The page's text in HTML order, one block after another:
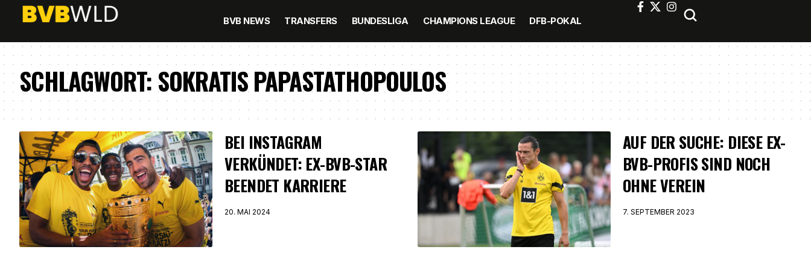
BVB NEWS TRANSFERS BUNDESLIGA CHAMPIONS LEAGUE DFB-POKAL
SCHLAGWORT:SOKRATIS PAPASTATHOPOULOS
BEI INSTAGRAM
VERKÜNDET: EX-BVB-STAR
BEENDET KARRIERE
20. MAI 2024
AUF DER SUCHE: DIESE EX-
BVB-PROFIS SIND NOCH
OHNE VEREIN
7. SEPTEMBER 2023